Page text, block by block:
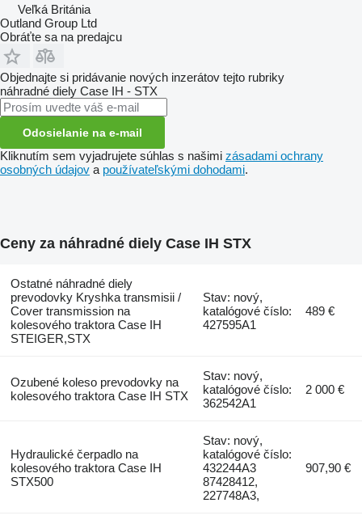
Veľká Británia
Outland Group Ltd
Obráťte sa na predajcu
Objednajte si pridávanie nových inzerátov tejto rubriky
náhradné diely Case IH - STX
Odosielanie na e-mail
Kliknutím sem vyjadrujete súhlas s našimi zásadami ochrany
osobných údajov a používateľskými dohodami.
Ceny za náhradné diely Case IH STX
Ostatné náhradné diely
prevodovky Kryshka transmisii /
Cover transmission na
kolesového traktora Case IH
STEIGER,STX
Stav: nový,
katalógové číslo:
427595A1
489 €
Ozubené koleso prevodovky na
kolesového traktora Case IH STX
Stav: nový,
katalógové číslo:
362542A1
2 000 €
Hydraulické čerpadlo na
kolesového traktora Case IH
STX500
Stav: nový,
katalógové číslo:
432244A3
87428412,
227748A3,
907,90 €